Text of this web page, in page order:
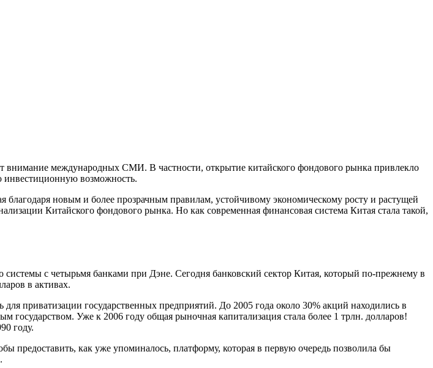
внимание международных СМИ. В частности, открытие китайского фондового рынка привлекло
инвестиционную возможность.
новым и более прозрачным правилам, устойчивому экономическому росту и растущей
Китайского фондового рынка. Но как современная финансовая система Китая стала такой,
с четырьмя банками при Дэне. Сегодня банковский сектор Китая, который по-прежнему в
в активах.
приватизации государственных предприятий. До 2005 года около 30% акций находились в
Уже к 2006 году общая рыночная капитализация стала более 1 трлн. долларов!
году.
предоставить, как уже упоминалось, платформу, которая в первую очередь позволила бы